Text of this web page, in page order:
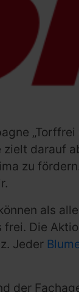
darauf
zu
als
Die
Jeder